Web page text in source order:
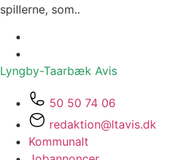
spillerne, som..
Lyngby-Taarbæk Avis
50 50 74 06
redaktion@ltavis.dk
Kommunalt